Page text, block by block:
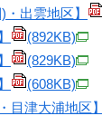
出雲地区】
(892KB)
(829KB)
(608KB)
目津大浦地区】